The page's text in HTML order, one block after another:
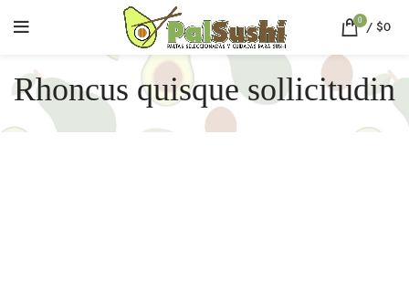
0 / $0
Rhoncus quisque sollicitudin